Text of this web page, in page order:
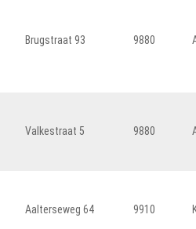
Brugstraat 93 9880
Valkestraat 5 9880
Aalterseweg 64 9910